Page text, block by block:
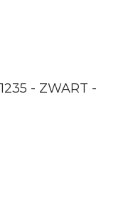
- ZWART -